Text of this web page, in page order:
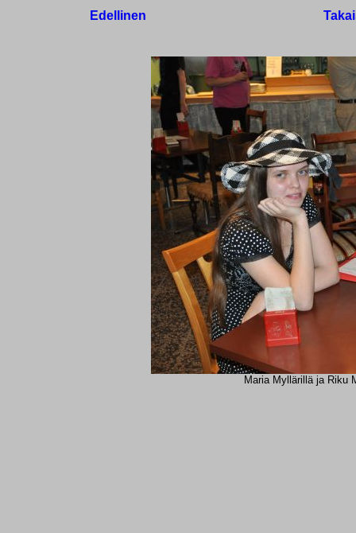
Edellinen
Maria Myllärillä ja Riku